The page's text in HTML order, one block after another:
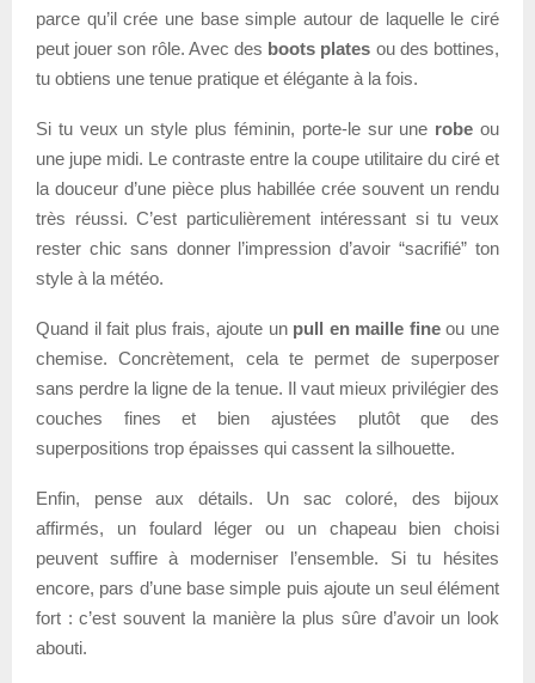
parce qu’il crée une base simple autour de laquelle le ciré
peut jouer son rôle. Avec des boots plates ou des bottines,
tu obtiens une tenue pratique et élégante à la fois.
Si tu veux un style plus féminin, porte-le sur une robe ou
une jupe midi. Le contraste entre la coupe utilitaire du ciré et
la douceur d’une pièce plus habillée crée souvent un rendu
très réussi. C’est particulièrement intéressant si tu veux
rester chic sans donner l’impression d’avoir “sacrifié” ton
style à la météo.
Quand il fait plus frais, ajoute un pull en maille fineou une
chemise. Concrètement, cela te permet de superposer
sans perdre la ligne de la tenue. Il vaut mieux privilégier des
couches fines et bien ajustées plutôt que des
superpositions trop épaisses qui cassent la silhouette.
Enfin, pense aux détails. Un sac coloré, des bijoux
affirmés, un foulard léger ou un chapeau bien choisi
peuvent suffire à moderniser l’ensemble. Si tu hésites
encore, pars d’une base simple puis ajoute un seul élément
fort : c’est souvent la manière la plus sûre d’avoir un look
abouti.